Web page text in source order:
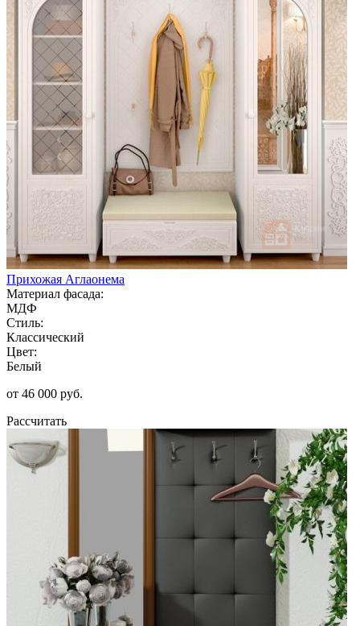
Прихожая Аглаонема
Материал фасада:
МДФ
Стиль:
Классический
Цвет:
Белый
от 46 000 руб.
Рассчитать